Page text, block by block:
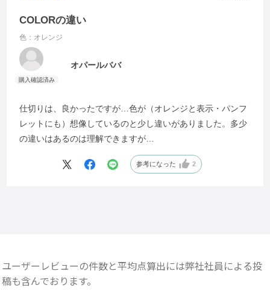
COLORの違い
色：オレンジ
オパールババ
仕切りは、良かったですが…色が（オレンジと表示・パンフ
レットにも）想像しているのと少し違いがありました。多少
の違いはあるのは理解できますが…
参考になった 2
ユーザーレビューの件数と平均点算出には弊社社員による投
稿も含んでおります。